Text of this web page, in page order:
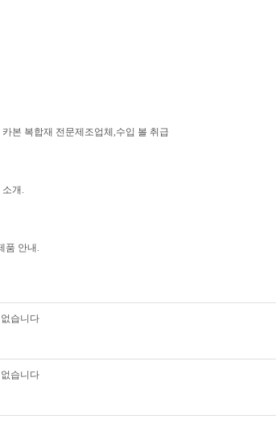
본 복합재 전문제조업체,수입 볼 취급
개.
품 안내.
습니다
습니다